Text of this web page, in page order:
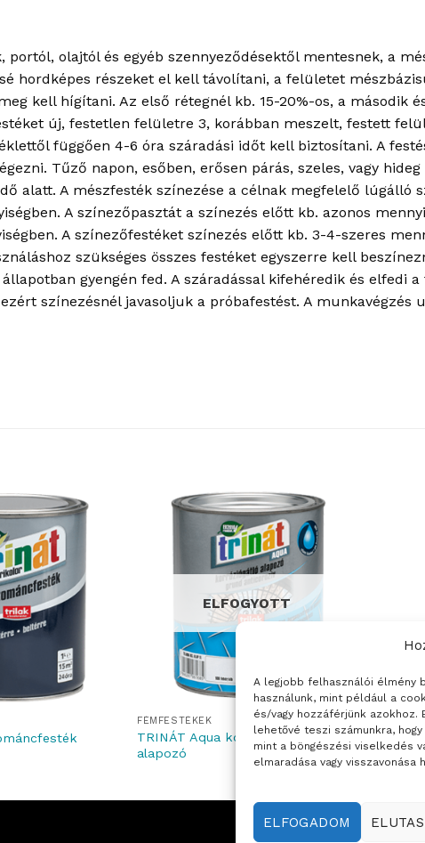
A legjobb felhasználói élmény
használunk, mint például a
és/vagy hozzáférjünk azokhoz.
lehetővé teszi számunkra,
mint a böngészési viselkedés
elmaradása vagy
ELFOGADOM
olajtól és egyéb szennyeződésektől mentesnek, a
hordképes részeket el kell távolítani, a felületet
kell hígítani. Az első rétegnél kb. 15-20%-os, a második
új, festetlen felületre 3, korábban meszelt, festett
függően 4-6 óra száradási időt kell biztosítani. A
Tűző napon, esőben, erősen párás, szeles, vagy
alatt. A mészfesték színezése a célnak megfelelő lúgálló
A színezőpasztát a színezés előtt kb. azonos
A színezőfestéket színezés előtt kb. 3-4-szeres
szükséges összes festéket egyszerre kell
gyengén fed. A száradással kifehéredik és elfedi
színezésnél javasoljuk a próbafestést. A munkavégzés
ELFOGYOTT
FÉMFESTÉKEK
TRINÁT Aqua korróziógátló
alapozó